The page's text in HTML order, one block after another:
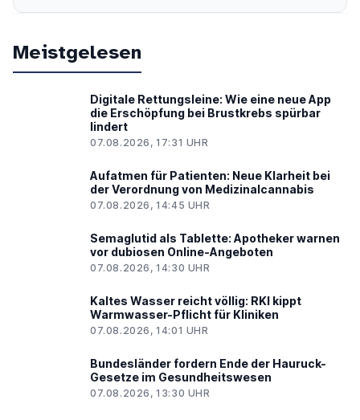
Meistgelesen
Digitale Rettungsleine: Wie eine neue App
die Erschöpfung bei Brustkrebs spürbar
lindert
07.08.2026, 17:31 UHR
Aufatmen für Patienten: Neue Klarheit bei
der Verordnung von Medizinalcannabis
07.08.2026, 14:45 UHR
Semaglutid als Tablette: Apotheker warnen
vor dubiosen Online-Angeboten
07.08.2026, 14:30 UHR
Kaltes Wasser reicht völlig: RKI kippt
Warmwasser-Pflicht für Kliniken
07.08.2026, 14:01 UHR
Bundesländer fordern Ende der Hauruck-
Gesetze im Gesundheitswesen
07.08.2026, 13:30 UHR